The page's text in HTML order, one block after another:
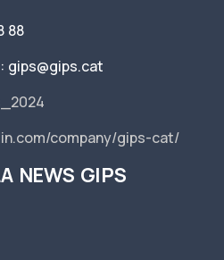
88
gips@gips.cat
company/gips-cat/
NEWS GIPS